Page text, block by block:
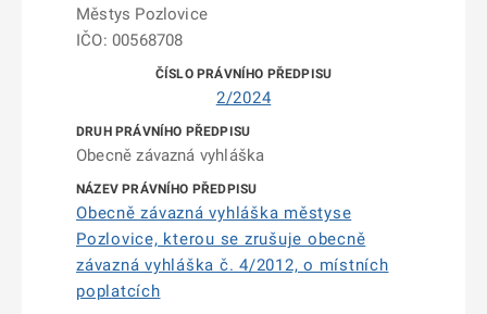
Městys Pozlovice
IČO: 00568708
2/2024
Obecně závazná vyhláška
Obecně závazná vyhláška městyse
Pozlovice, kterou se zrušuje obecně
závazná vyhláška č. 4/2012, o místních
poplatcích